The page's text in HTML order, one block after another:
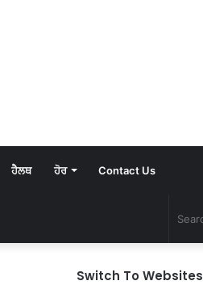
ਹੈਲਥ ਹੋਰ Contact Us
Switch To Websites